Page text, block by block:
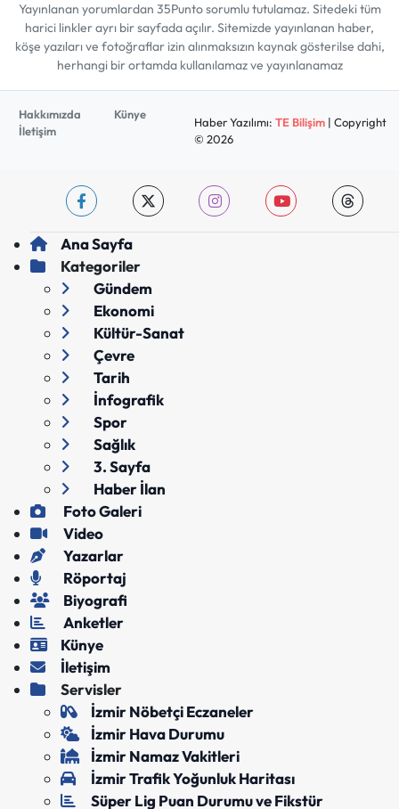
Yayınlanan yorumlardan 35Punto sorumlu tutulamaz. Sitedeki tüm
harici linkler ayrı bir sayfada açılır. Sitemizde yayınlanan haber,
köşe yazıları ve fotoğraflar izin alınmaksızın kaynak gösterilse dahi,
herhangi bir ortamda kullanılamaz ve yayınlanamaz
Hakkımızda
Künye
İletişim
Haber Yazılımı: TE Bilişim| Copyright
© 2026
Ana Sayfa
Kategoriler
Gündem
Ekonomi
Kültür-Sanat
Çevre
Tarih
İnfografik
Spor
Sağlık
3. Sayfa
Haber İlan
Foto Galeri
Video
Yazarlar
Röportaj
Biyografi
Anketler
Künye
İletişim
Servisler
İzmir Nöbetçi Eczaneler
İzmir Hava Durumu
İzmir Namaz Vakitleri
İzmir Trafik Yoğunluk Haritası
Süper Lig Puan Durumu ve Fikstür